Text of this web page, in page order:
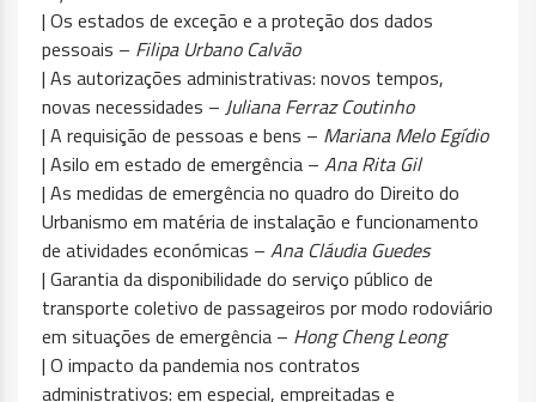
| Os estados de exceção e a proteção dos dados
pessoais – Filipa Urbano Calvão
| As autorizações administrativas: novos tempos,
novas necessidades – Juliana Ferraz Coutinho
| A requisição de pessoas e bens – Mariana Melo Egídio
| Asilo em estado de emergência – Ana Rita Gil
| As medidas de emergência no quadro do Direito do
Urbanismo em matéria de instalação e funcionamento
de atividades económicas – Ana Cláudia Guedes
| Garantia da disponibilidade do serviço público de
transporte coletivo de passageiros por modo rodoviário
em situações de emergência – Hong Cheng Leong
| O impacto da pandemia nos contratos
administrativos: em especial, empreitadas e